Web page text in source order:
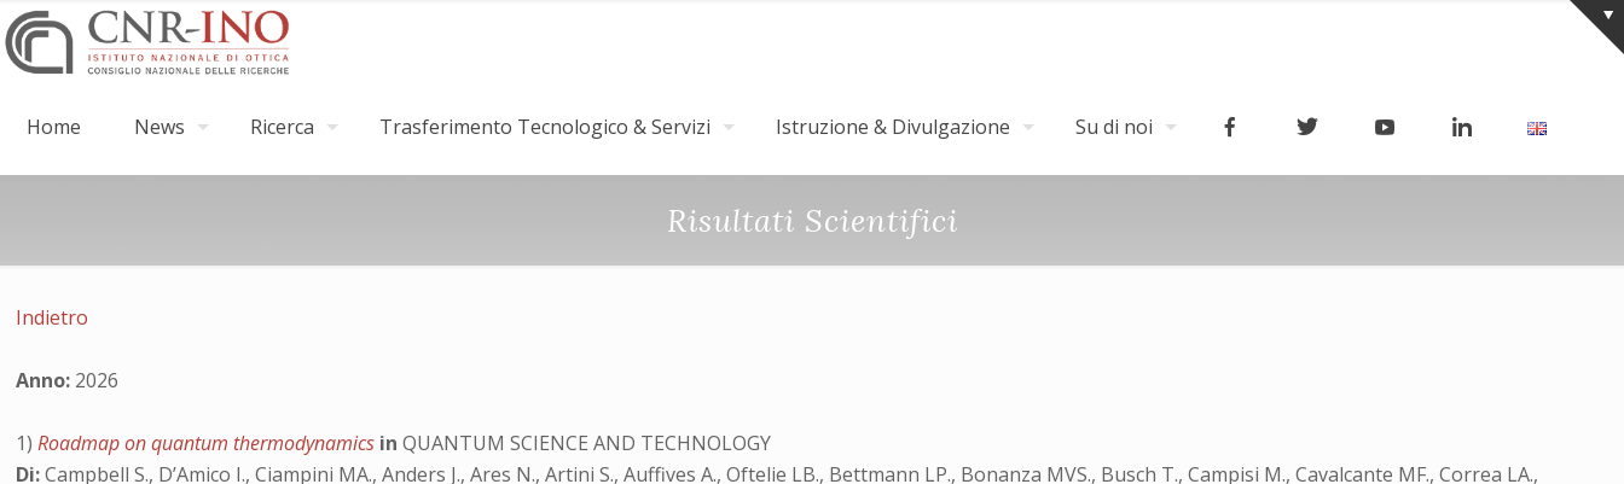
Home News Ricerca Trasferimento Tecnologico & Servizi Istruzione & Divulgazione Su di noi
Risultati Scientifici
Indietro
Anno: 2026
1)Roadmap on quantum thermodynamics in QUANTUM SCIENCE AND TECHNOLOGY
Di:Campbell S., D’Amico I., Ciampini MA., Anders J., Ares N., Artini S., Auffives A., Oftelie LB., Bettmann LP., Bonanza MVS., Busch T., Campisi M., Cavalcante MF., Correa LA.,